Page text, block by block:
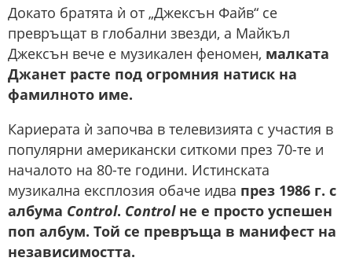
Докато братята ѝ от „Джексън Файв“ се
превръщат в глобални звезди, а Майкъл
Джексън вече е музикален феномен, малката
Джанет расте под огромния натиск на
фамилното име.
Кариерата ѝ започва в телевизията с участия в
популярни американски ситкоми през 70-те и
началото на 80-те години. Истинската
музикална експлозия обаче идва през 1986 г. с
албума Control.​ Controlне е просто успешен
поп албум. Той се превръща в манифест на
независимостта.